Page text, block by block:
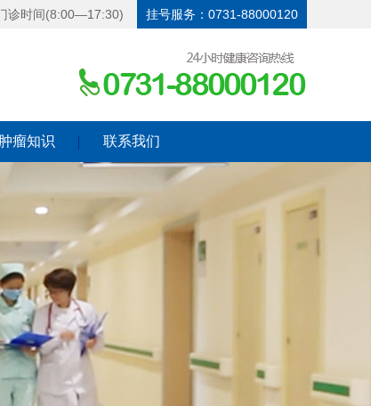
诊时间(8:00—17:30) 挂号服务：0731-88000120
肿瘤知识 联系我们